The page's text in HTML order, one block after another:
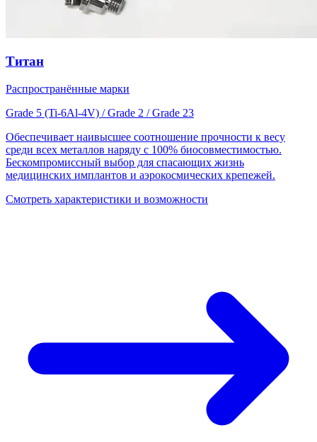
Титан
Распространённые марки
Grade 5 (Ti-6Al-4V) / Grade 2 / Grade 23
Обеспечивает наивысшее соотношение прочности к весу
среди всех металлов наряду с 100% биосовместимостью.
Бескомпромиссный выбор для спасающих жизнь
медицинских имплантов и аэрокосмических крепежей.
Смотреть характеристики и возможности